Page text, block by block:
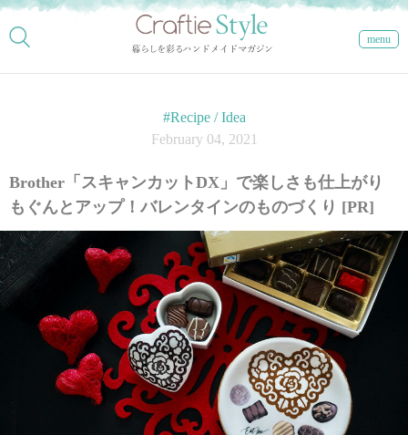
menu
#Recipe / Idea
February 04, 2021
Brother「スキャンカットDX」で楽しさも仕上がり
もぐんとアップ！バレンタインのものづくり [PR]